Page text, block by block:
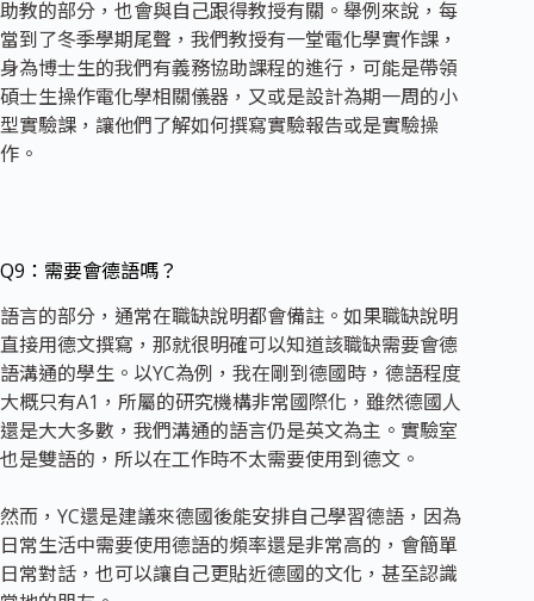
助教的部分，也會與自己跟得教授有關。舉例來說，每
當到了冬季學期尾聲，我們教授有一堂電化學實作課，
身為博士生的我們有義務協助課程的進行，可能是帶領
碩士生操作電化學相關儀器，又或是設計為期一周的小
型實驗課，讓他們了解如何撰寫實驗報告或是實驗操
作。
Q9：需要會德語嗎？
語言的部分，通常在職缺說明都會備註。如果職缺說明
直接用德文撰寫，那就很明確可以知道該職缺需要會德
語溝通的學生。以YC為例，我在剛到德國時，德語程度
大概只有A1，所屬的研究機構非常國際化，雖然德國人
還是大大多數，我們溝通的語言仍是英文為主。實驗室
也是雙語的，所以在工作時不太需要使用到德文。
然而，YC還是建議來德國後能安排自己學習德語，因為
日常生活中需要使用德語的頻率還是非常高的，會簡單
日常對話，也可以讓自己更貼近德國的文化，甚至認識